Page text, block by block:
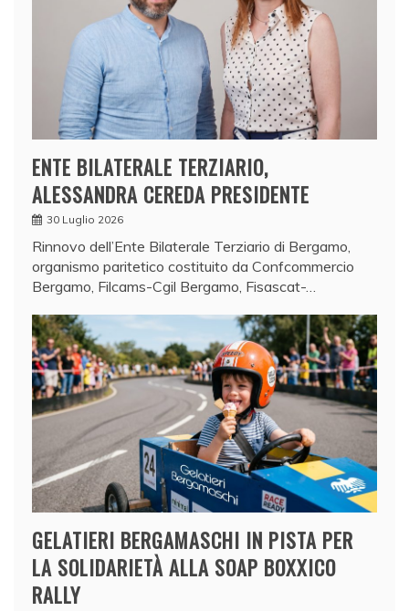
ENTE BILATERALE TERZIARIO,
ALESSANDRA CEREDA PRESIDENTE
30 Luglio 2026
Rinnovo dell’Ente Bilaterale Terziario di Bergamo,
organismo paritetico costituito da Confcommercio
Bergamo, Filcams-Cgil Bergamo, Fisascat-…
GELATIERI BERGAMASCHI IN PISTA PER
LA SOLIDARIETÀ ALLA SOAP BOXXICO
RALLY